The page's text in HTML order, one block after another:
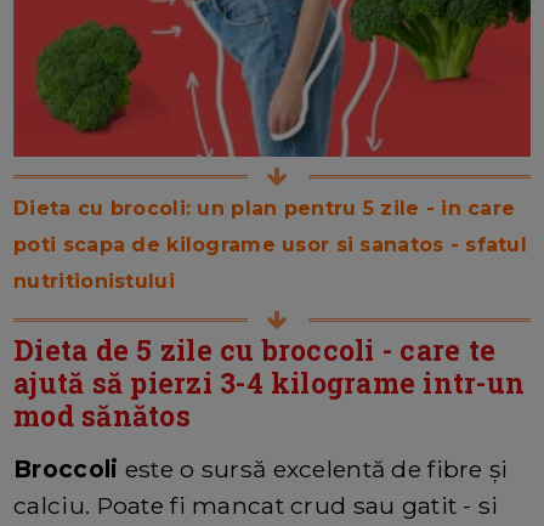
Dieta cu brocoli: un plan pentru 5 zile - in care
poti scapa de kilograme usor si sanatos - sfatul
nutritionistului
Dieta de 5 zile cu broccoli - care te
ajută să pierzi 3-4 kilograme intr-un
mod sănătos
Broccoli este o sursă excelentă de fibre și
calciu. Poate fi mancat crud sau gatit - si